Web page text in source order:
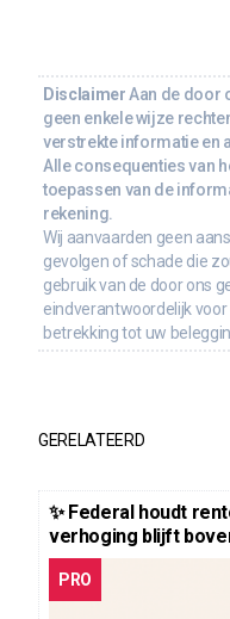
Disclaimer Aan de door
geen enkele wijze
verstrekte informatie en
Alle consequenties van
toepassen van de
rekening.
Wij aanvaarden geen
gevolgen of schade die
gebruik van de door ons
eindverantwoordelijk
betrekking tot uw
GERELATEERD
✨ Federal houdt
verhoging blijft
PRO